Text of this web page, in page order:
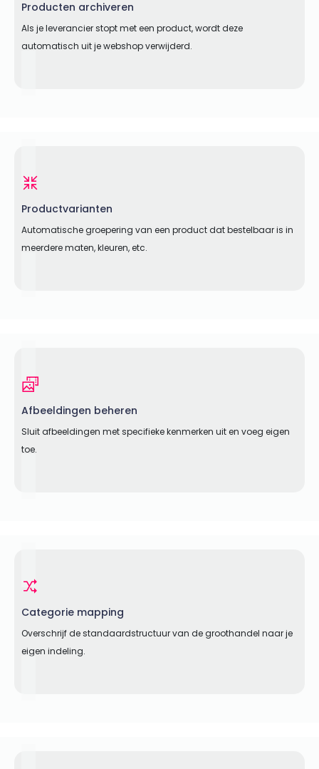
Producten archiveren
Als je leverancier stopt met een product, wordt deze
automatisch uit je webshop verwijderd.
Productvarianten
Automatische groepering van een product dat bestelbaar is in
meerdere maten, kleuren, etc.
Afbeeldingen beheren
Sluit afbeeldingen met specifieke kenmerken uit en voeg eigen
toe.
Categorie mapping
Overschrijf de standaardstructuur van de groothandel naar je
eigen indeling.